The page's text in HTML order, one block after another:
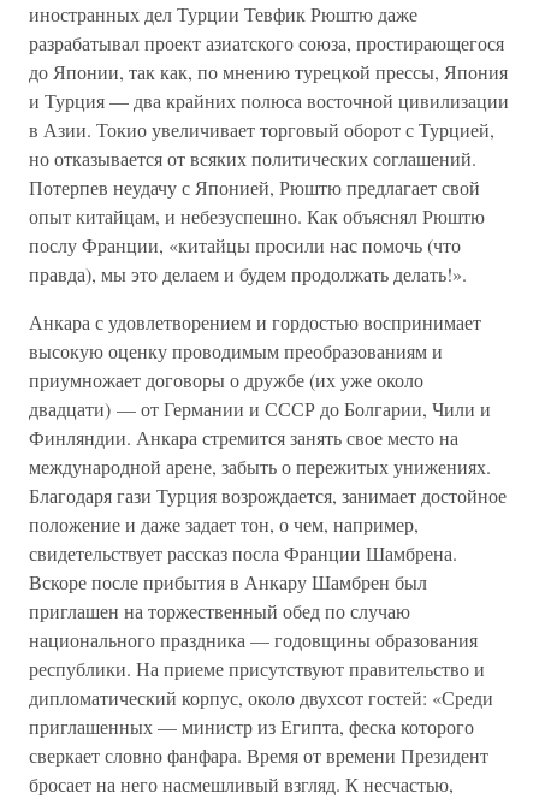
иностранных дел Турции Тевфик Рюштю даже
разрабатывал проект азиатского союза, простирающегося
до Японии, так как, по мнению турецкой прессы, Япония
и Турция — два крайних полюса восточной цивилизации
в Азии. Токио увеличивает торговый оборот с Турцией,
но отказывается от всяких политических соглашений.
Потерпев неудачу с Японией, Рюштю предлагает свой
опыт китайцам, и небезуспешно. Как объяснял Рюштю
послу Франции, «китайцы просили нас помочь (что
правда), мы это делаем и будем продолжать делать!».
Анкара с удовлетворением и гордостью воспринимает
высокую оценку проводимым преобразованиям и
приумножает договоры о дружбе (их уже около
двадцати) — от Германии и СССР до Болгарии, Чили и
Финляндии. Анкара стремится занять свое место на
международной арене, забыть о пережитых унижениях.
Благодаря гази Турция возрождается, занимает достойное
положение и даже задает тон, о чем, например,
свидетельствует рассказ посла Франции Шамбрена.
Вскоре после прибытия в Анкару Шамбрен был
приглашен на торжественный обед по случаю
национального праздника — годовщины образования
республики. На приеме присутствуют правительство и
дипломатический корпус, около двухсот гостей: «Среди
приглашенных — министр из Египта, феска которого
сверкает словно фанфара. Время от времени Президент
бросает на него насмешливый взгляд. К несчастью,